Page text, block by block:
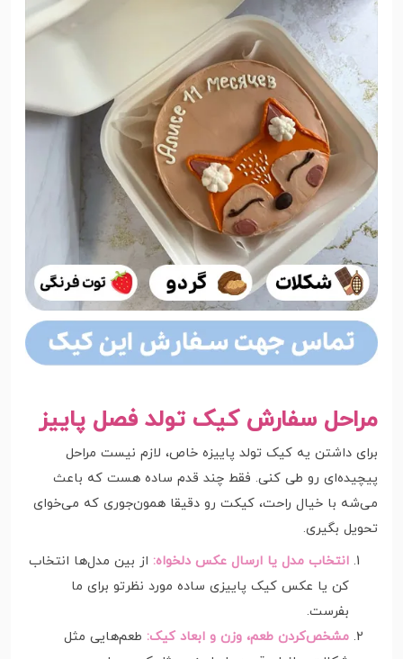
مراحل سفارش کیک تولد فصل پاییز
برای داشتن یه کیک تولد پاییزه خاص، لازم نیست مراحل
پیچیده‌ای رو طی کنی. فقط چند قدم ساده هست که باعث
می‌شه با خیال راحت، کیکت رو دقیقا همون‌جوری که می‌خوای
تحویل بگیری.
انتخاب مدل یا ارسال عکس دلخواه: از بین مدل‌ها انتخاب
کن یا عکس کیک پاییزی ساده مورد نظرتو برای ما
بفرست.
مشخص‌کردن طعم، وزن و ابعاد کیک: طعم‌هایی مثل